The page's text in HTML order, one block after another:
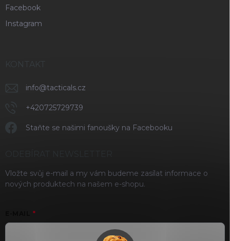
Facebook
Instagram
KONTAKT
info@tacticals.cz
+420725729739
Staňte se našimi fanoušky na Facebooku
Vložte svůj e-mail a my vám budeme zasílat informace o
nových produktech na našem e-shopu.